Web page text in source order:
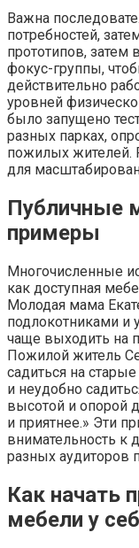
Важна
потребностей,
прототипов, затем
фокус-группы,
действительно
уровней
было запущено
разных парках,
пожилых жителей.
для
Публичные
примеры
Многочисленные
как доступная
Молодая мама
подлокотниками и
чаще выходить на
Пожилой житель
садиться на
и неудобно
высотой и опорой
и приятнее.» Эти
внимательность к
разных аудиторов
Как начать
мебели у